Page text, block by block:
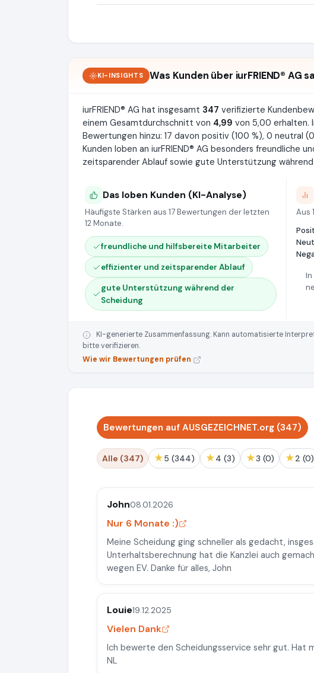
KI-INSIGHTS Was Kunden über iurFRIEND® AG
iurFRIEND® AG hat insgesamt 347 verifizierte
einem Gesamtdurchschnitt von 4,99 von 5,00 erhalten.
Bewertungen hinzu: 17 davon positiv (100 %), 0 neutral
Kunden loben an iurFRIEND® AG besonders freundliche
zeitsparender Ablauf sowie gute Unterstützung
Das loben Kunden (KI-Analyse)
Häufigste Stärken aus 17 Bewertungen der letzten
12 Monate.
freundliche und hilfsbereite Mitarbeiter
effizienter und zeitsparender Ablauf
gute Unterstützung während der
Scheidung
Aus
KI-generierte Zusammenfassung. Kann automatisierte
bitte verifizieren.
Wie wir Bewertungen prüfen
Bewertungen auf AUSGEZEICHNET.org (347)
Alle (347) ★ 5 (344) ★ 4 (3) ★ 3 (0) ★ 2 (0)
John08.01.2026
Nur 6 Monate :)
Meine Scheidung ging schneller als gedacht,
Unterhaltsberechnung hat die Kanzlei auch
wegen EV. Danke für alles, John
Louie19.12.2025
Vielen Dank
Ich bewerte den Scheidungsservice sehr gut. Hat
NL